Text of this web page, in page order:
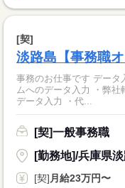
[契]
淡路島【事務職
事務のお仕事です データ
ムへのデータ入力 ・弊
データ入力 ・代...
[契]一般事務職
[勤務地]/兵庫県
[契]月給23万円〜